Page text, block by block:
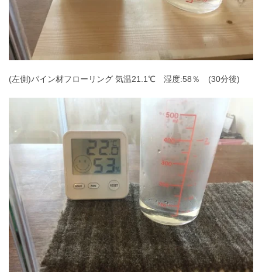
(左側)パイン材フローリング 気温21.1℃ 湿度:58％ (30分後)